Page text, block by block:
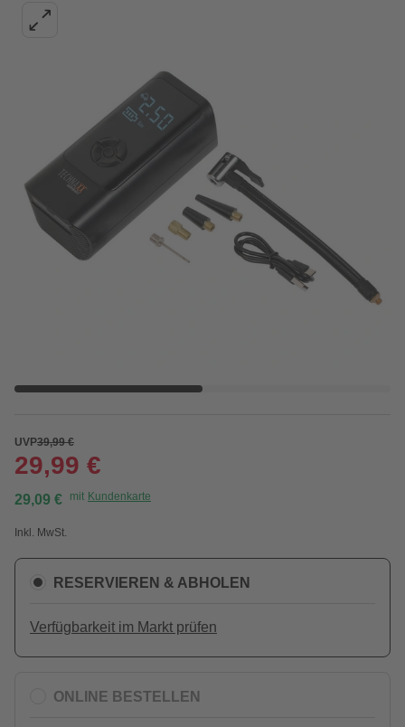
UVP39,99 €
29,99 €
29,09 € mit Kundenkarte
Inkl. MwSt.
RESERVIEREN & ABHOLEN
Verfügbarkeit im Markt prüfen
ONLINE BESTELLEN